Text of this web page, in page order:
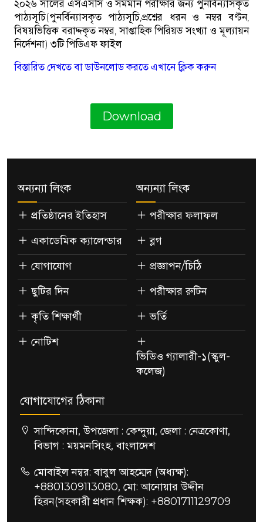
২০২৬ সালের এসএসসি ও সমমান পরীক্ষার জন্য পুনর্বিন্যাসকৃত
পাঠ্যসূচি(পুনর্বিন্যাসকৃত পাঠ্যসূচি,প্রশ্নের ধরন ও নম্বর বণ্টন,
বিষয়ভিত্তিক বরাদ্দকৃত নম্বর, সাপ্তাহিক পিরিয়ড সংখ্যা ও মূল্যায়ন
নির্দেশনা) ৩টি পিডিএফ ফাইল
বিস্তারিত দেখতে বা ডাউনলোড করতে এখানে ক্লিক করুন
Download
অন্যন্যা লিংক
প্রতিষ্ঠানের ইতিহাস
একাডেমিক ক্যালেন্ডার
যোগাযোগ
ছুটির দিন
কৃতি শিক্ষার্থী
নোটিশ
অন্যন্যা লিংক
পরীক্ষার ফলাফল
ব্লগ
প্রজ্ঞাপন/চিঠি
পরীক্ষার রুটিন
ভর্তি
ভিডিও গ্যালারী-১(স্কুল-
কলেজ)
যোগাযোগের ঠিকানা
সান্দিকোনা, উপজেলা : কেন্দুয়া, জেলা : নেত্রকোণা,
বিভাগ : ময়মনসিংহ, বাংলাদেশ
মোবাইল নম্বর: বাবুল আহম্মেদ (অধ্যক্ষ):
+8801309113080, মো: আনোয়ার উদ্দীন
হিরন(সহকারী প্রধান শিক্ষক): +8801711129709